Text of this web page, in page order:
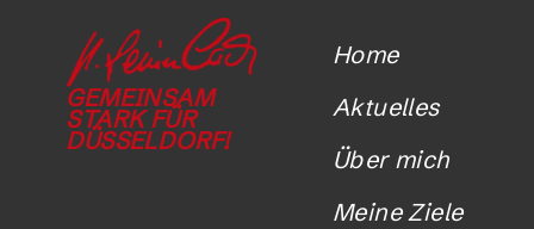
GEMEINSAM
STARK FÜR
DÜSSELDORF!
Home
Aktuelles
Über mich
Meine Ziele